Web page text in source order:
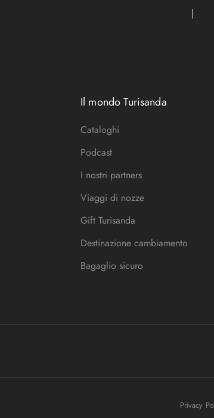
Il mondo Turisanda
Cataloghi
Podcast
I nostri partners
Viaggi di nozze
Gift Turisanda
Destinazione cambiamento
Bagaglio sicuro
Privacy